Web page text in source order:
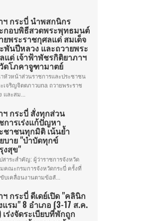
ฯ กระบี่ นำพสกนิกร
กอบพิธีสวดพระพุทธมนต์
ยพระราชกุศลแด่ สมเด็จ
พันปีหลวง และถวายพระ
แด่ เจ้าฟ้าพัชรกิติยาภาฯ
ดโภคาจูฑามาตย์
หัวหน้าส่วนราชการและประชาชน
จริญจิตตภาวuna ถวายพระราช
และสม...
ฯ กระบี่ สั่งทุกส่วน
การเร่งแก้ปัญหา
ชาชนทุกมิติ เน้นย้ำ
บาย "บำบัดทุกข์
งสุข"
สาระสำคัญ: ผู้ว่าราชการจังหวัด
มคณะกรมการจังหวัดกระบี่ ครั้งที่
บเคลื่อนงานตามข้อสั...
ฯ กระบี่ ดีเดย์เปิด "คลินิก
แรม" 8 อำเภอ (3-17 ส.ค.
เร่งจัดระเบียบที่พักถูก